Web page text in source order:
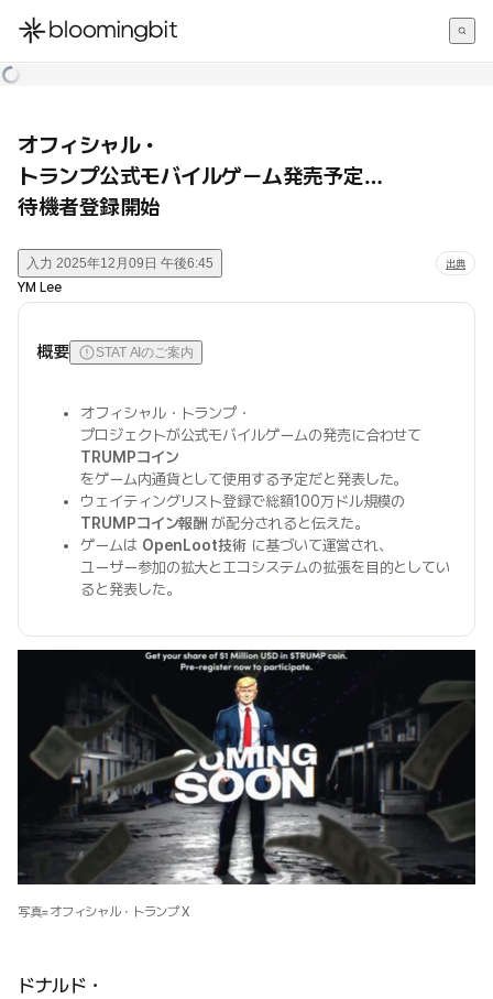
한국어
オフィシャル・
トランプ公式モバイルゲーム発売予定…
待機者登録開始
入力 2025年12月09日 午後6:45 出典
YM Lee
概要 STAT AIのご案内
オフィシャル・トランプ・
プロジェクトが公式モバイルゲームの発売に合わせて
TRUMPコイン
をゲーム内通貨として使用する予定だと発表した。
ウェイティングリスト登録で総額100万ドル規模の
TRUMPコイン報酬 が配分されると伝えた。
ゲームは OpenLoot技術に基づいて運営され、
ユーザー参加の拡大とエコシステムの拡張を目的としてい
ると発表した。
写真=オフィシャル・トランプ X
ドナルド・